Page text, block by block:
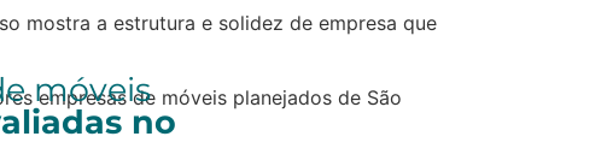
mostra a estrutura e solidez de empresa que
empresas de móveis planejados de São
móveis
no